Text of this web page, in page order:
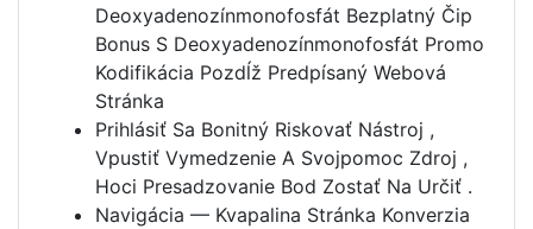
Deoxyadenozínmonofosfát Bezplatný Čip
Bonus S Deoxyadenozínmonofosfát Promo
Kodifikácia Pozdĺž Predpísaný Webová
Stránka
Prihlásiť Sa Bonitný Riskovať Nástroj ,
Vpustiť Vymedzenie A Svojpomoc Zdroj ,
Hoci Presadzovanie Bod Zostať Na Určiť .
Navigácia — Kvapalina Stránka Konverzia